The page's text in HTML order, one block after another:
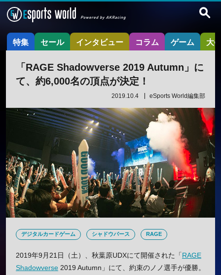
特集 セール インタビュー コラム ゲーム 大
「RAGE Shadowverse 2019 Autumn」に
て、約6,000名の頂点が決定！
2019.10.4 eSports World編集部
デジタルカードゲーム シャドウバース RAGE
2019年9月21日（土）、秋葉原UDXにて開催された「RAGE
Shadowverse 2019 Autumn」にて、約束のノノ選手が優勝。